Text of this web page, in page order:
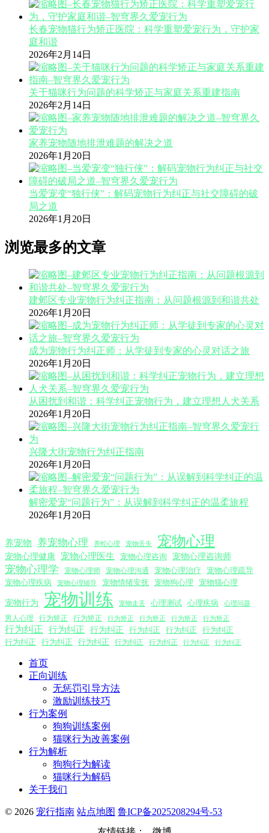
长春宠物猫行为矫正医院：科学重塑爱宠行为，守护家
庭和谐
2026年2月14日
关于猫咪行为问题的科学矫正与家庭关系重建指南
2026年2月14日
家养宠物随地排泄难题的解决之道
2026年1月20日
当爱宠变“独行侠”：解码宠物行为纠正与社交障碍的破
局之道
2026年1月20日
浏览最多的文章
建邺区专业宠物行为纠正指南：从问题根源到和谐共处
2026年1月20日
成为宠物行为纠正师：从学徒到专家的心灵对话之旅
2026年1月20日
从困扰到和谐：科学纠正宠物行为，建立理想人犬关系
2026年1月20日
兴隆大街宠物行为纠正指南
2026年1月20日
解密爱宠“问题行为”：从误解到科学纠正的温柔旅程
2026年1月20日
养宠物 养宠物心理 养蛇心理 宠物丢失 宠物心理
宠物心理健康 宠物心理医生 宠物心理咨询 宠物心理咨询师
宠物心理学 宠物心理师 宠物心理沟通 宠物心理治疗
宠物心理疏导
宠物心理疾病
宠物心理辅导 宠物情绪安抚 宠物狗心理 宠物猫心理
宠物行为 宠物训练 宠物走丢 心理测试 心理疾病 心理问题
男人心理 行为矫正 行为矫正 行为矫正 行为矫正 行为矫正 行为矫正
行为纠正 行为纠正 行为纠正 行为纠正 行为纠正
行为纠正
行为纠正
行为纠正 行为纠正 行为纠正 行为纠正 行为纠正 行为纠正
首页
正向训练
无惩罚引导方法
激励训练技巧
行为案例
狗狗训练案例
猫咪行为改善案例
行为解析
狗狗行为解读
猫咪行为解码
关于我们
© 2026 宠行指南 站点地图 鲁ICP备2025208294号-53